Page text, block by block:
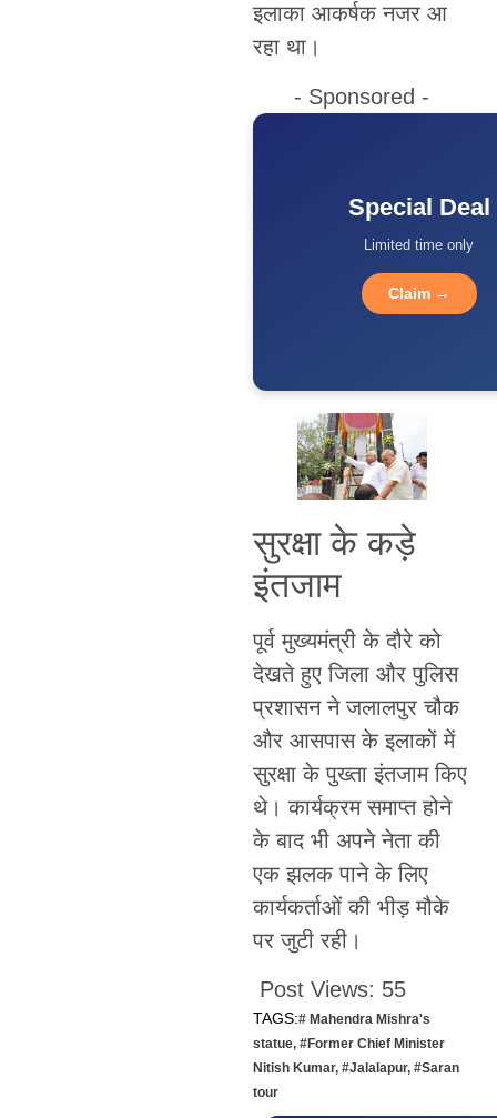
इलाका आकर्षक नजर आ
रहा था।
- Sponsored -
Special Deal
Limited time only
Claim →
सुरक्षा के कड़े
इंतजाम
पूर्व मुख्यमंत्री के दौरे को
देखते हुए जिला और पुलिस
प्रशासन ने जलालपुर चौक
और आसपास के इलाकों में
सुरक्षा के पुख्ता इंतजाम किए
थे। कार्यक्रम समाप्त होने
के बाद भी अपने नेता की
एक झलक पाने के लिए
कार्यकर्ताओं की भीड़ मौके
पर जुटी रही।
Post Views: 55
TAGS:# Mahendra Mishra's
statue, #Former Chief Minister
Nitish Kumar, #Jalalapur, #Saran
tour